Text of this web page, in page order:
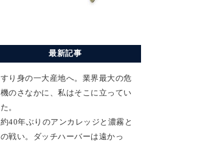
最新記事
すり身の一大産地へ。業界最大の危
機のさなかに、私はそこに立ってい
た。
約40年ぶりのアンカレッジと濃霧と
の戦い。ダッチハーバーは遠かっ